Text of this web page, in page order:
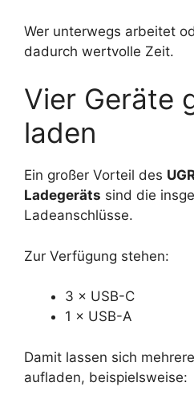
Wer unterwegs arbeitet
dadurch wertvolle Zeit.
Vier Geräte
laden
Ein großer Vorteil des
Ladegeräts sind die
Ladeanschlüsse.
Zur Verfügung stehen:
3 × USB-C
1 × USB-A
Damit lassen sich
aufladen, beispielsweise: